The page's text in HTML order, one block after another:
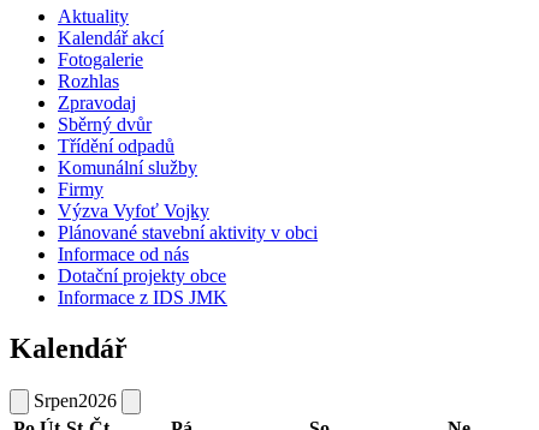
Aktuality
Kalendář akcí
Fotogalerie
Rozhlas
Zpravodaj
Sběrný dvůr
Třídění odpadů
Komunální služby
Firmy
Výzva Vyfoť Vojky
Plánované stavební aktivity v obci
Informace od nás
Dotační projekty obce
Informace z IDS JMK
Kalendář
Srpen2026